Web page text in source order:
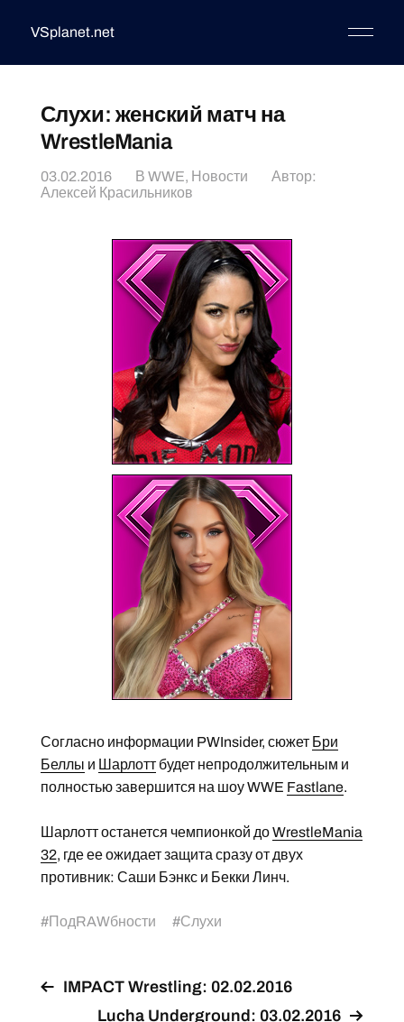
VSplanet.net
Слухи: женский матч на
WrestleMania
03.02.2016 В WWE, Новости
Автор:
Алексей Красильников
Согласно информации PWInsider, сюжет Бри
Беллы и Шарлоттбудет непродолжительным и
полностью завершится на шоу WWE Fastlane.
Шарлотт останется чемпионкой доWrestleMania
32, где ее ожидает защита сразу от двух
противник: Саши Бэнкс и Бекки Линч.
#ПодRAWбности #Слухи
IMPACT Wrestling: 02.02.2016
Lucha Underground: 03.02.2016